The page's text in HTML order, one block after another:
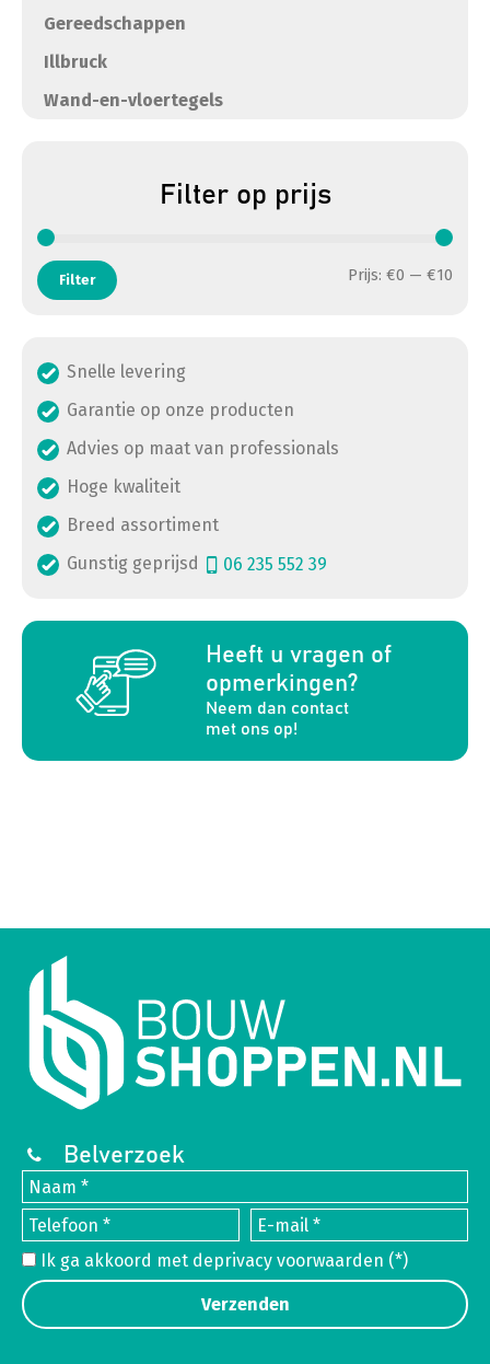
Gereedschappen
Illbruck
Wand-en-vloertegels
Filter op prijs
Filter Prijs: €0 — €10
Snelle levering
Garantie op onze producten
Advies op maat van professionals
Hoge kwaliteit
Breed assortiment
Gunstig geprijsd
06 235 552 39
Heeft u vragen of
opmerkingen?
Neem dan contact
met ons op!
a
Belverzoek
Ik ga akkoord met deprivacy voorwaarden (*)